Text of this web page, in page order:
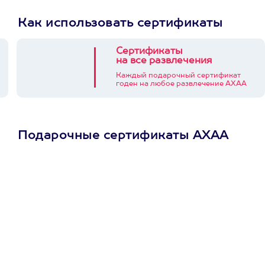
Как использовать сертификаты
Сертификаты
на все развлечения
Каждый подарочный сертификат
годен на любое развлечение АХАА
Подарочные сертификаты АХАА